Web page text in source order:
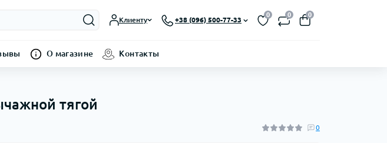
Клиенту +38 (096) 500-77-33
0 0 0
О магазине Контакты
тягой
0